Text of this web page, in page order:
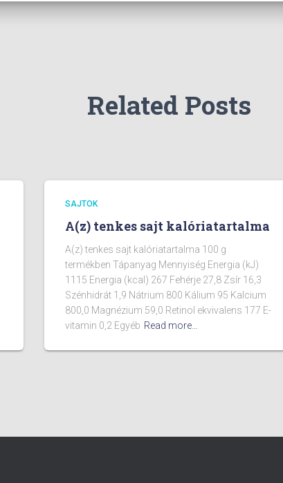
Related Posts
SAJTOK
A(z) tenkes sajt kalóriatartalma
A(z) tenkes sajt kalóriatartalma 100 g
termékben Tápanyag Mennyiség Energia (kJ)
1115 Energia (kcal) 267 Fehérje 27,8 Zsír 16,3
Szénhidrát 1,9 Nátrium 800 Kálium 95 Kalcium
800,0 Magnézium 59,0 Retinol ekvivalens 177 E-
vitamin 0,2 Egyéb Read more…